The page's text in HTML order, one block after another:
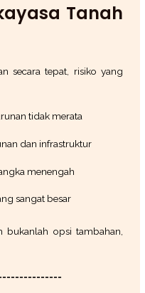
Tanah
secara tepat, risiko yang
tidak merata
dan infrastruktur
menengah
sangat besar
bukanlah opsi tambahan,